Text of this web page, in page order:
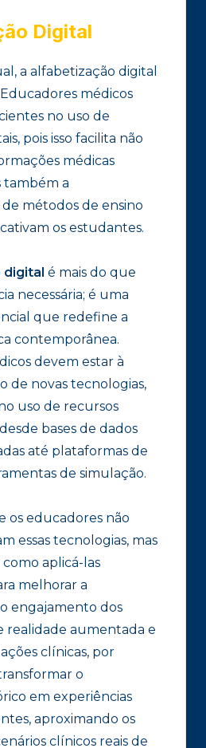
Digital
a alfabetização digital
médicos
no uso de
pois isso facilita não
médicas
também a
métodos de ensino
os estudantes.
é mais do que
necessária; é uma
que redefine a
contemporânea.
devem estar à
de novas tecnologias,
uso de recursos
bases de dados
até plataformas de
de simulação.
os educadores não
essas tecnologias, mas
aplicá-las
melhorar a
engajamento dos
realidade aumentada e
clínicas, por
o
em experiências
aproximando os
clínicos reais de